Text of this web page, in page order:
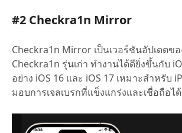
#2 Checkra1n Mirror
Checkra1n Mirror เป็นเวอร์ชันอัปเดตข
Checkra1n รุ่นเก่า ทำงานได้ดียิ่งขึ้นกับ
อย่าง iOS 16 และ iOS 17 เหมาะสำหรับ
มอบการเจลเบรกที่แข็งแกร่งและเชื่อถือได้